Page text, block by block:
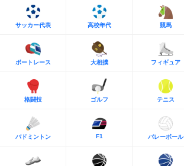
サッカー代表 高校年代 競馬
ボートレース 大相撲 フィギュア
格闘技 ゴルフ テニス
バドミントン F1 バレーボール